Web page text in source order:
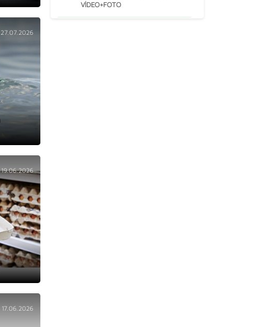
27.07.2026
19.06.2026
17.06.2026
VİDEO+FOTO